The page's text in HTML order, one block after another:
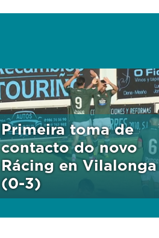
Primeira toma de
contacto do novo
Rácing en Vilalonga
(0-3)